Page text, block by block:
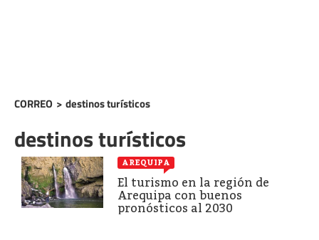
CORREO > destinos turísticos
destinos turísticos
AREQUIPA
El turismo en la región de
Arequipa con buenos
pronósticos al 2030